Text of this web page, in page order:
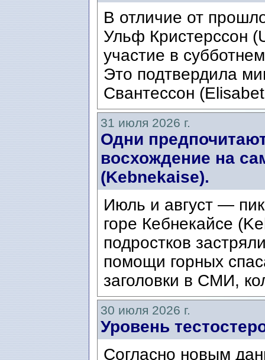
В отличие от
Ульф Кристерссон
участие в
Это подтвердила
Свантессон
31 июля 2026 г.
Одни
восхождение на
(Kebnekaise).
Июль и август — пик
горе Кебнекайсе
подростков
помощи горных
заголовки в СМИ,
30 июля 2026 г.
Уровень
Согласно новым